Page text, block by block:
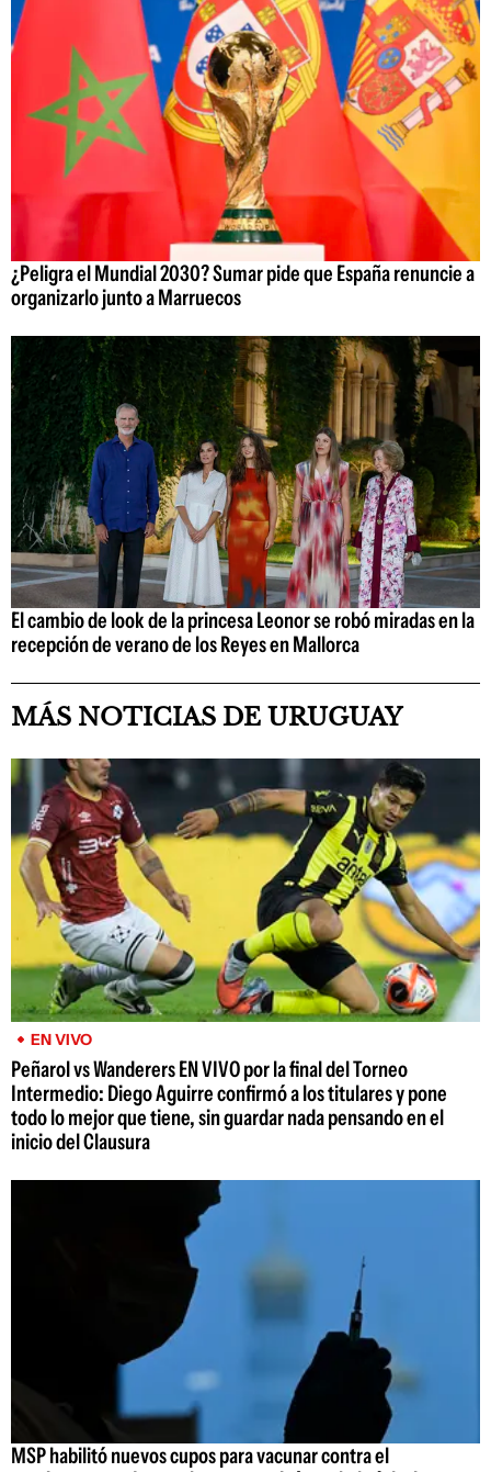
¿Peligra el Mundial 2030? Sumar pide que España renuncie a
organizarlo junto a Marruecos
El cambio de look de la princesa Leonor se robó miradas en la
recepción de verano de los Reyes en Mallorca
MÁS NOTICIAS DE URUGUAY
EN VIVO
Peñarol vs Wanderers EN VIVO por la final del Torneo
Intermedio: Diego Aguirre confirmó a los titulares y pone
todo lo mejor que tiene, sin guardar nada pensando en el
inicio del Clausura
MSP habilitó nuevos cupos para vacunar contra el